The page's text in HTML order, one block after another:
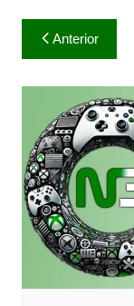
Navegação
de
Post
Anterior